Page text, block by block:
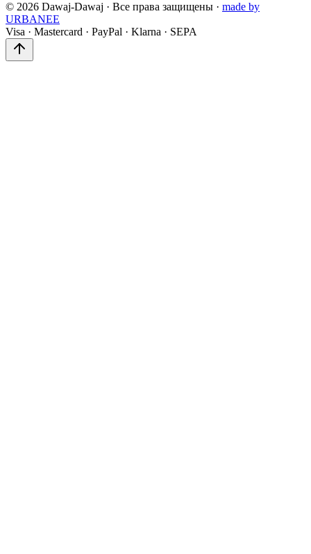
© 2026 Dawaj-Dawaj · Все права защищены · made by
URBANEE
Visa · Mastercard · PayPal · Klarna · SEPA